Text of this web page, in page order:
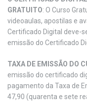
GRATUITO: O Curso
videoaulas, apostilas e
Certificado Digital deve-
emissão do Certificado
TAXA DE EMISSÃO DO
emissão do certificado
pagamento da Taxa de
47,90 (quarenta e sete